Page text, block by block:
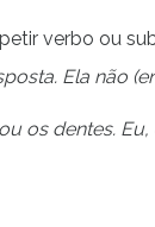
verbo ou
Ela não
os dentes.